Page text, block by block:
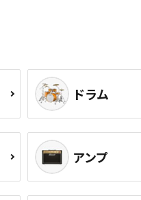
ドラム
アンプ